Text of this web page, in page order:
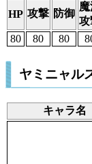
HP 攻撃 防御
攻
80 80 80
ヤミニャル
キャラ名